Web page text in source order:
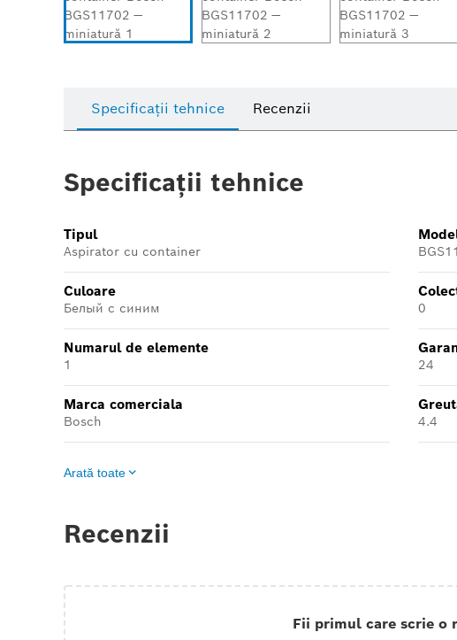
Specificații tehnice Recenzii
Specificații tehnice
Tipul
Aspirator cu container
Culoare
Белый с синим 0
Numarul de elemente
1 24
Marca comerciala
Bosch 4.4
Arată toate
Recenzii
Fii primul care scrie o